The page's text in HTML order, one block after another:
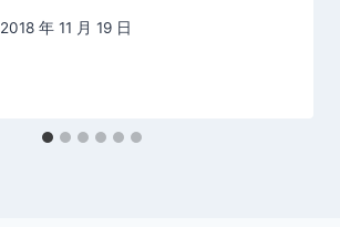
2018 年 11 月 19 日